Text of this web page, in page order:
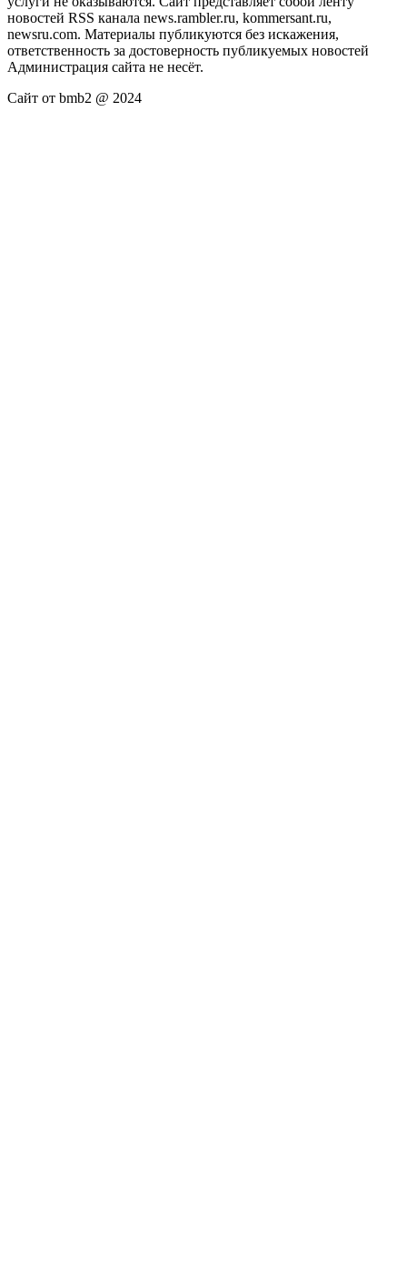
новостей RSS канала news.rambler.ru, kommersant.ru,
newsru.com. Материалы публикуются без искажения,
ответственность за достоверность публикуемых новостей
Администрация сайта не несёт.
Сайт от bmb2 @ 2024